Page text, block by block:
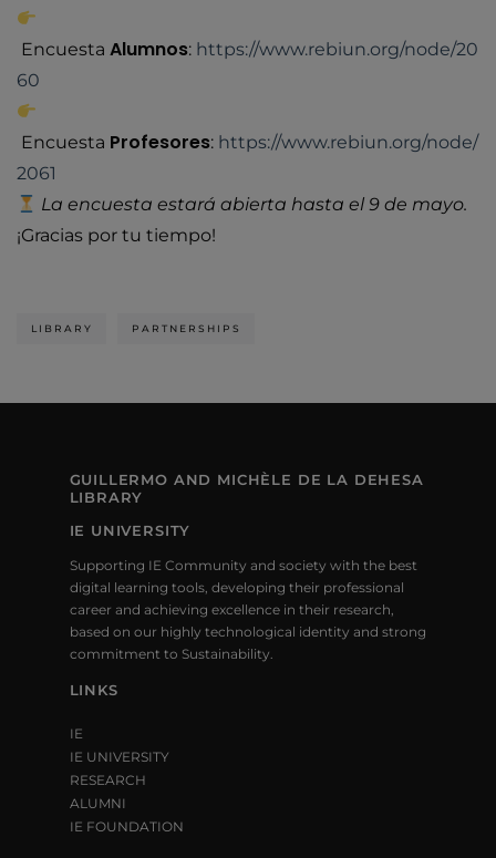
Encuesta Alumnos: https://www.rebiun.org/node/20
60
Encuesta Profesores: https://www.rebiun.org/node/
2061
La encuesta estará abierta hasta el 9 de mayo.
¡Gracias por tu tiempo!
LIBRARY PARTNERSHIPS
GUILLERMO AND MICHÈLE DE LA DEHESA
LIBRARY
IE UNIVERSITY
Supporting IE Community and society with the best
digital learning tools, developing their professional
career and achieving excellence in their research,
based on our highly technological identity and strong
commitment to Sustainability.
LINKS
IE
IE UNIVERSITY
RESEARCH
ALUMNI
IE FOUNDATION